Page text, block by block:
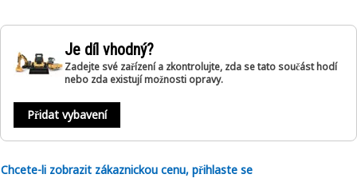
Je díl vhodný?
Zadejte své zařízení a zkontrolujte, zda se tato součást hodí
nebo zda existují možnosti opravy.
Přidat vybavení
Chcete-li zobrazit zákaznickou cenu, přihlaste se